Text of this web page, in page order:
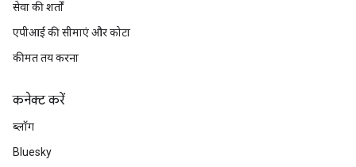
सेवा की शर्तों
एपीआई की सीमाएं और कोटा
कीमत तय करना
कनेक्ट करें
ब्लॉग
Bluesky